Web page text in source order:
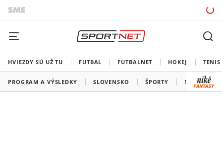
HVIEZDY SÚ UŽ TU FUTBAL FUTBALNET HOKEJ TENIS
PROGRAM A VÝSLEDKY SLOVENSKO ŠPORTY